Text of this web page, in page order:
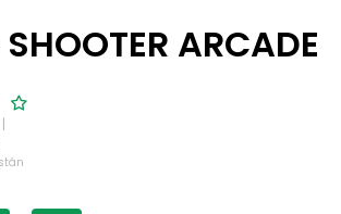
SHOOTER ARCADE